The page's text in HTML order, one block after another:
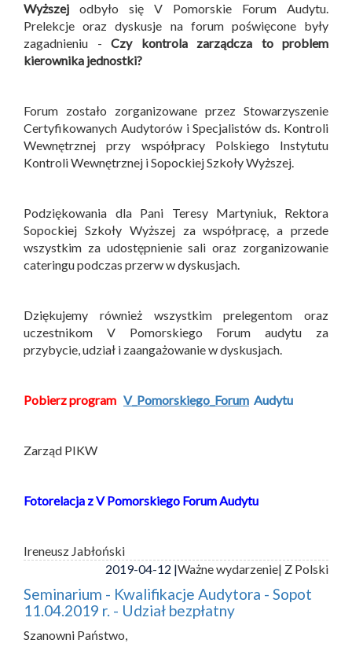
Wyższej odbyło się V Pomorskie Forum Audytu.
Prelekcje oraz dyskusje na forum poświęcone były
zagadnieniu - Czy kontrola zarządcza to problem
kierownika jednostki?
Forum zostało zorganizowane przez Stowarzyszenie
Certyfikowanych Audytorów i Specjalistów ds. Kontroli
Wewnętrznej przy współpracy Polskiego Instytutu
Kontroli Wewnętrznej i Sopockiej Szkoły Wyższej.
Podziękowania dla Pani Teresy Martyniuk, Rektora
Sopockiej Szkoły Wyższej za współpracę, a przede
wszystkim za udostępnienie sali oraz zorganizowanie
cateringu podczas przerw w dyskusjach.
Dziękujemy również wszystkim prelegentom oraz
uczestnikom V Pomorskiego Forum audytu za
przybycie, udział i zaangażowanie w dyskusjach.
Pobierz program V_Pomorskiego_Forum Audytu
Zarząd PIKW
Fotorelacja z V Pomorskiego Forum Audytu
Ireneusz Jabłoński
2019-04-12 |Ważne wydarzenie| Z Polski
Seminarium - Kwalifikacje Audytora - Sopot
11.04.2019 r. - Udział bezpłatny
Szanowni Państwo,